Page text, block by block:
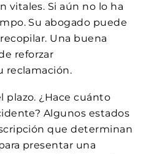
vitales. Si aún no lo ha
Su abogado puede
Una buena
reforzar
reclamación.
plazo. ¿Hace cuánto
Algunos estados
que determinan
presentar una